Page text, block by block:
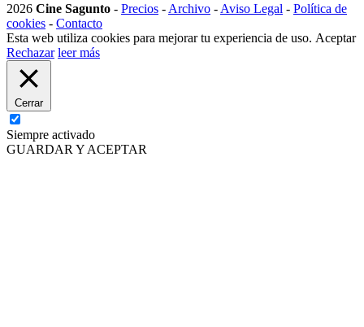
2026 Cine Sagunto - Precios - Archivo - Aviso Legal - Política de
cookies - Contacto
Esta web utiliza cookies para mejorar tu experiencia de uso. Aceptar
Rechazar leer más
Cerrar
Siempre activado
GUARDAR Y ACEPTAR